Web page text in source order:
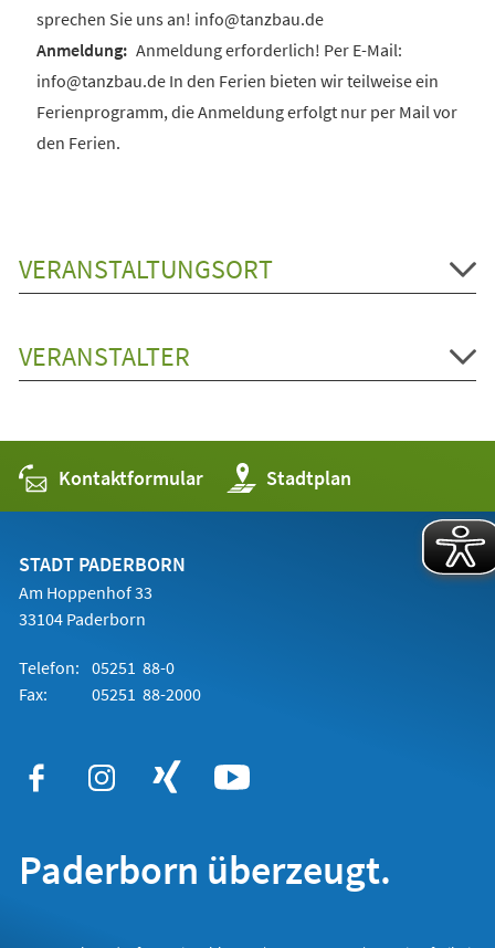
sprechen Sie uns an! info@tanzbau.de
Anmeldung erforderlich! Per E-Mail:
info@tanzbau.de In den Ferien bieten wir teilweise ein
Ferienprogramm, die Anmeldung erfolgt nur per Mail vor
den Ferien.
VERANSTALTUNGSORT
VERANSTALTER
Kontaktformular Stadtplan
(Öffnet
in
einem
STADT PADERBORN
Am Hoppenhof 33
33104 Paderborn
Telefon: 05251 88-0
Fax:
05251 88-2000
Paderborn überzeugt.